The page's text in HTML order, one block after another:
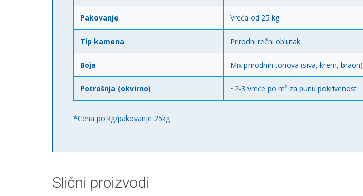
Pakovanje Vreća od 25 kg
Tip kamena Prirodni rečni oblutak
Boja Mix prirodnih tonova (siva, krem, braon)
Potrošnja (okvirno) ~2-3 vreće po m² za punu pokrivenost
*Cena po kg/pakovanje 25kg
Slični proizvodi